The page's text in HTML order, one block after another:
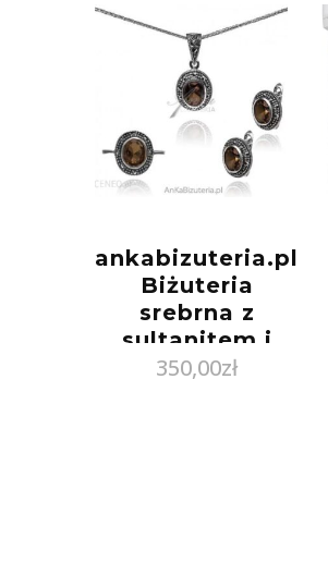
ankabizuteria.pl
Biżuteria
srebrna z
sultanitem i
markazytami
350,00zł